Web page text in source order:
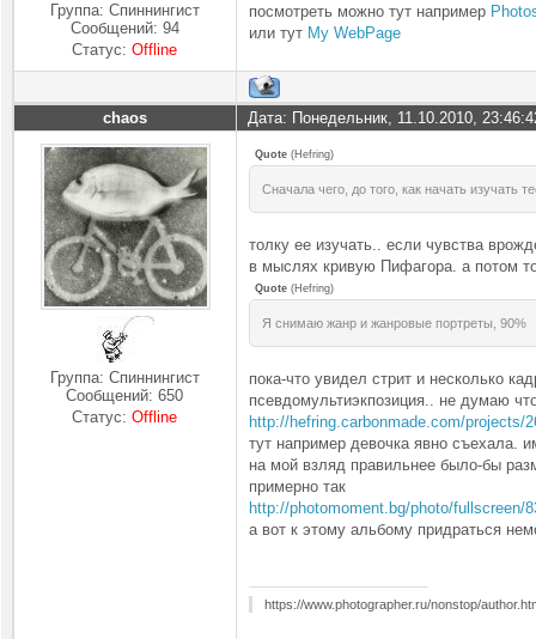
Группа: Спиннингист
Сообщений: 94
Статус:Offline
посмотреть можно тут например
или тут My WebPage
chaos Дата: Понедельник, 11.10.2010,
Группа: Спиннингист
Сообщений:650
Статус:Offline
Quote (Hefring)
Сначала чего, до того, как начать изучать
толку ее изучать.. если чувства
в мыслях кривую Пифагора. а потом
Quote (Hefring)
Я снимаю жанр и жанровые портреты, 90%
пока-что увидел стрит и несколько
псевдомультиэкпозиция.. не думаю
http://hefring.carbonmade.com/projects/
тут например девочка явно съехала.
на мой взляд правильнее было-бы
примерно так
http://photomoment.bg/photo/fullscreen/
а вот к этому альбому придраться
https://www.photographer.ru/nonstop/